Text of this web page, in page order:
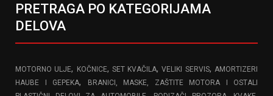
PRETRAGA PO KATEGORIJAMA
DELOVA
MOTORNO ULJE, KOČNICE, SET KVAČILA,VELIKI SERVIS,AMORTIZERI
HAUBE I GEPEKA,
BRANICI, MASKE, ZAŠTITE MOTORA I OSTALI